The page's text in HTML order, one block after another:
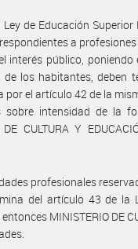
de Educación
a
interés público,
de los habitantes, deben
por el artículo 42 de la
intensidad de la
CULTURA Y
profesionales
del artículo 43 de la
MINISTERIO DE